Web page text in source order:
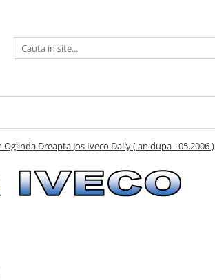
Oglinda Dreapta Jos Iveco Daily ( an dupa - 05.2006 )